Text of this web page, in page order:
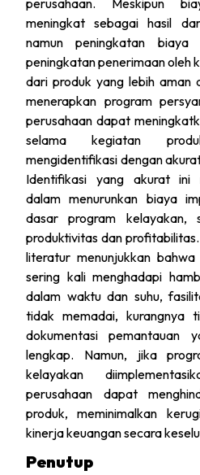
perusahaan. Meskipun
meningkat sebagai hasil
namun peningkatan biaya
peningkatan penerimaan oleh
dari produk yang lebih aman
menerapkan program
perusahaan dapat
selama kegiatan
mengidentifikasi dengan
Identifikasi yang akurat ini
dalam menurunkan biaya
dasar program kelayakan,
produktivitas dan
literatur menunjukkan
sering kali menghadapi
dalam waktu dan suhu,
tidak memadai, kurangnya
dokumentasi pemantauan
lengkap. Namun, jika
kelayakan
perusahaan dapat
produk, meminimalkan
kinerja keuangan secara
Penutup